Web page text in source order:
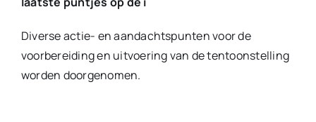
Diverse actie- en aandachtspunten voor de
voorbereiding en uitvoering van de tentoonstelling
worden doorgenomen.